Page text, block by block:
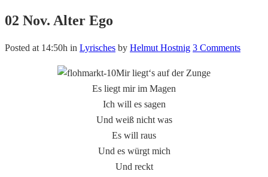
02 Nov. Alter Ego
Posted at 14:50h in Lyrisches by Helmut Hostnig 3 Comments
Mir liegt‘s auf der Zunge
Es liegt mir im Magen
Ich will es sagen
Und weiß nicht was
Es will raus
Und es würgt mich
Und reckt